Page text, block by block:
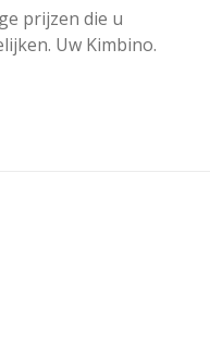
prijzen die u
Uw Kimbino.